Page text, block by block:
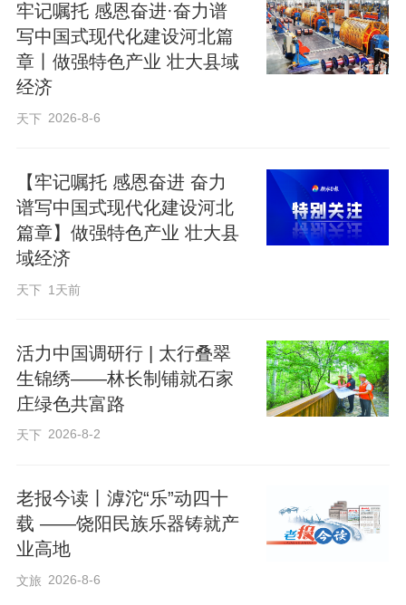
牢记嘱托 感恩奋进·奋力谱
写中国式现代化建设河北篇
章丨做强特色产业 壮大县域
经济
天下 2026-8-6
【牢记嘱托 感恩奋进 奋力
谱写中国式现代化建设河北
篇章】做强特色产业 壮大县
域经济
天下 1天前
活力中国调研行 | 太行叠翠
生锦绣——林长制铺就石家
庄绿色共富路
天下 2026-8-2
老报今读丨滹沱“乐”动四十
载 ——饶阳民族乐器铸就产
业高地
文旅 2026-8-6